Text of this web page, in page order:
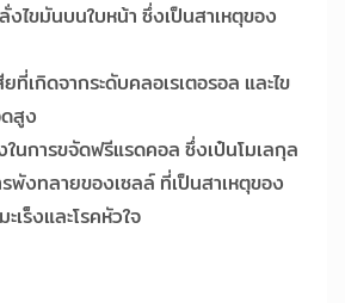
ไขมันบนใบหน้า ซึ่งเป็นสาเหตุของ
ที่เกิดจากระดับคลอเรเตอรอล และไข
สูง
นการขจัดฟรีแรดคอล ซึ่งเป๋นโมเลกุล
พังทลายของเซลล์ ที่เป็นสาเหตุของ
เร็งและโรคหัวใจ